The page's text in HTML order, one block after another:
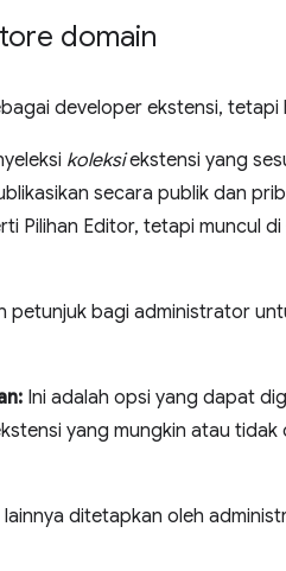
domain
developer ekstensi, tetapi
koleksiekstensi yang
secara publik dan
Pilihan Editor, tetapi muncul
petunjuk bagi administrator
Ini adalah opsi yang dapat
yang mungkin atau tidak
ditetapkan oleh